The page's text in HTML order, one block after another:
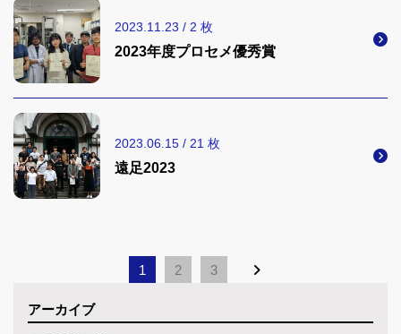
2023.11.23 / 2 枚
2023年度プロセメ優秀賞
2023.06.15 / 21 枚
遠足2023
1 2 3
アーカイブ